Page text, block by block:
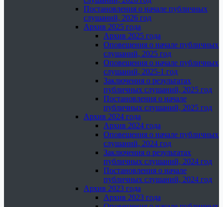
Постановления о начале публичных
слушаний, 2026 год
Архив 2025 года
Архив 2025 года
Оповещения о начале публичных
слушаний, 2025 год
Оповещения о начале публичных
слушаний, 2025-1 год
Заключения о результатах
публичных слушаний, 2025 год
Постановления о начале
публичных слушаний, 2025 год
Архив 2024 года
Архив 2024 года
Оповещения о начале публичных
слушаний, 2024 год
Заключения о результатах
публичных слушаний, 2024 год
Постановления о начале
публичных слушаний, 2024 год
Архив 2023 года
Архив 2023 года